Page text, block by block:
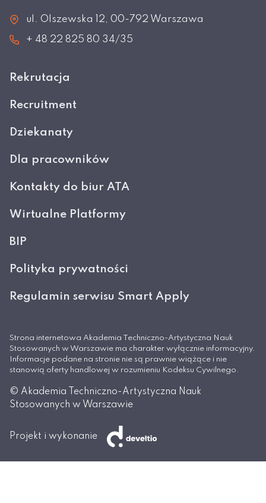
ul. Olszewska 12, 00-792 Warszawa
+ 48 22 825 80 34/35
Rekrutacja
Recruitment
Dziekanaty
Dla pracowników
Kontakty do biur ATA
Wirtualne Platformy
BIP
Polityka prywatności
Regulamin serwisu Smart Apply
Strona internetowa Akademia Techniczno-Artystyczna Nauk
Stosowanych w Warszawie ma charakter wyłącznie informacyjny.
Informacje podane na stronie nie są prawnie wiążące i nie
stanowią oferty handlowej w rozumieniu Kodeksu Cywilnego.
© Akademia Techniczno-Artystyczna Nauk
Stosowanych w Warszawie
Projekt i wykonanie